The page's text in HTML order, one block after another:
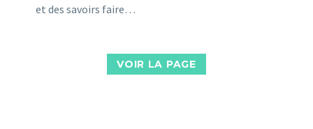
et des savoirs faire…
VOIR LA PAGE